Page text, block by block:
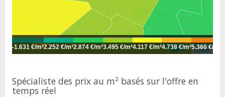
Leaflet
-1.631 €/m²2.252 €/m²2.874 €/m²3.495 €/m²4.117 €/m²4.738 €/m²5.360 €/m²
Spécialiste des prix au m² basés sur l'offre en
temps réel